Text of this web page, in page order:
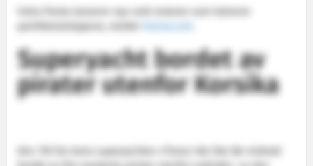
Volvo Penta lanserer nye små motorer som halverer
partikkelutslippene, melder
Superyacht bordet av
pirater utenfor Korsika
Den 178 fot store superyachten «Tiara» ble like før midnatt